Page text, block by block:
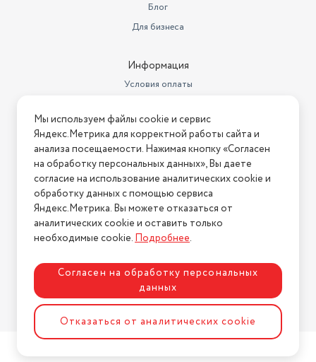
Блог
Для бизнеса
Информация
Условия оплаты
Условия возврата
Нашли ошибку на сайте? Напишите нам
2026 © Интернет-магазин "АстМаркет". У нас есть всё!
Политика конфиденциальности
Разработка сайтаASTDESIGN
Мы используем файлы cookie и сервис
Яндекс.Метрика для корректной работы сайта и
анализа посещаемости. Нажимая кнопку «Согласен
на обработку персональных данных», Вы даете
согласие на использование аналитических cookie и
обработку данных с помощью сервиса
Яндекс.Метрика. Вы можете отказаться от
аналитических cookie и оставить только
необходимые cookie.Подробнее.
Согласен на обработку персональных
данных
Отказаться от аналитических cookie